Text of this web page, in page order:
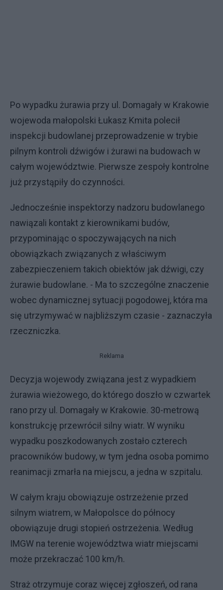
Po wypadku żurawia przy ul. Domagały w Krakowie
wojewoda małopolski Łukasz Kmita polecił
inspekcji budowlanej przeprowadzenie w trybie
pilnym kontroli dźwigów i żurawi na budowach w
całym województwie. Pierwsze zespoły kontrolne
już przystąpiły do czynności.
Jednocześnie inspektorzy nadzoru budowlanego
nawiązali kontakt z kierownikami budów,
przypominając o spoczywających na nich
obowiązkach związanych z właściwym
zabezpieczeniem takich obiektów jak dźwigi, czy
żurawie budowlane. - Ma to szczególne znaczenie
wobec dynamicznej sytuacji pogodowej, która ma
się utrzymywać w najbliższym czasie - zaznaczyła
rzeczniczka.
Reklama
Decyzja wojewody związana jest z wypadkiem
żurawia wieżowego, do którego doszło w czwartek
rano przy ul. Domagały w Krakowie. 30-metrową
konstrukcję przewrócił silny wiatr. W wyniku
wypadku poszkodowanych zostało czterech
pracowników budowy, w tym jedna osoba pomimo
reanimacji zmarła na miejscu, a jedna w szpitalu.
W całym kraju obowiązuje ostrzeżenie przed
silnym wiatrem, w Małopolsce do północy
obowiązuje drugi stopień ostrzeżenia. Według
IMGW na terenie województwa wiatr miejscami
może przekraczać 100 km/h.
Straż otrzymuje coraz więcej zgłoszeń, od rana